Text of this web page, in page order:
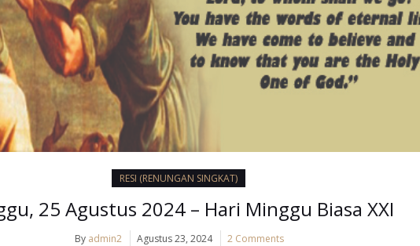
RESI (RENUNGAN SINGKAT)
25 Agustus 2024 – Hari Minggu Biasa XXI
By admin2 Agustus 23, 2024 2 Comments